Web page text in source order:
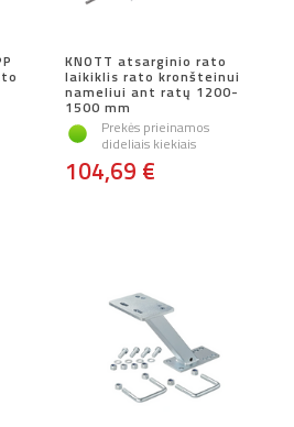
KNOTT atsarginio rato
laikiklis rato kronšteinui
nameliui ant ratų 1200-
1500 mm
Prekės prieinamos
dideliais kiekiais
104,69 €